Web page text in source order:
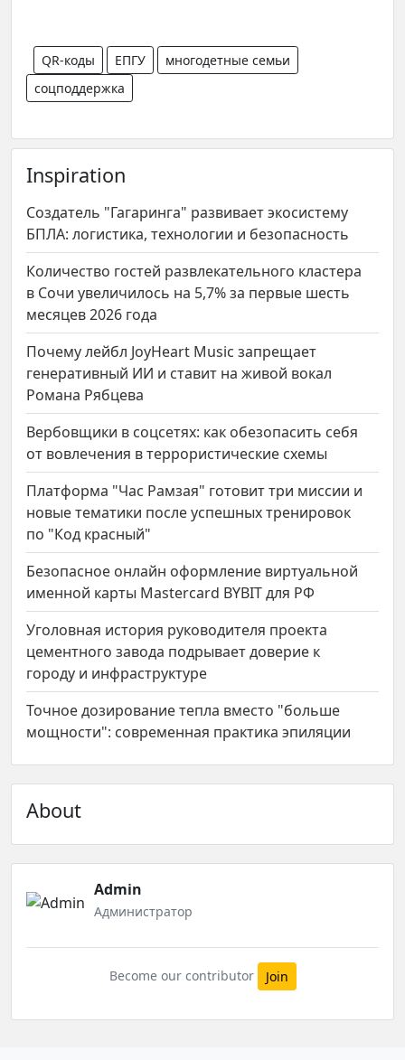
QR-коды ЕПГУ
многодетные семьи
соцподдержка
Inspiration
Создатель "Гагаринга" развивает экосистему
БПЛА: логистика, технологии и безопасность
Количество гостей развлекательного кластера
в Сочи увеличилось на 5,7% за первые шесть
месяцев 2026 года
Почему лейбл JoyHeart Music запрещает
генеративный ИИ и ставит на живой вокал
Романа Рябцева
Вербовщики в соцсетях: как обезопасить себя
от вовлечения в террористические схемы
Платформа "Час Рамзая" готовит три миссии и
новые тематики после успешных тренировок
по "Код красный"
Безопасное онлайн оформление виртуальной
именной карты Mastercard BYBIT для РФ
Уголовная история руководителя проекта
цементного завода подрывает доверие к
городу и инфраструктуре
Точное дозирование тепла вместо "больше
мощности": современная практика эпиляции
About
Admin
Администратор
Become our contributor Join